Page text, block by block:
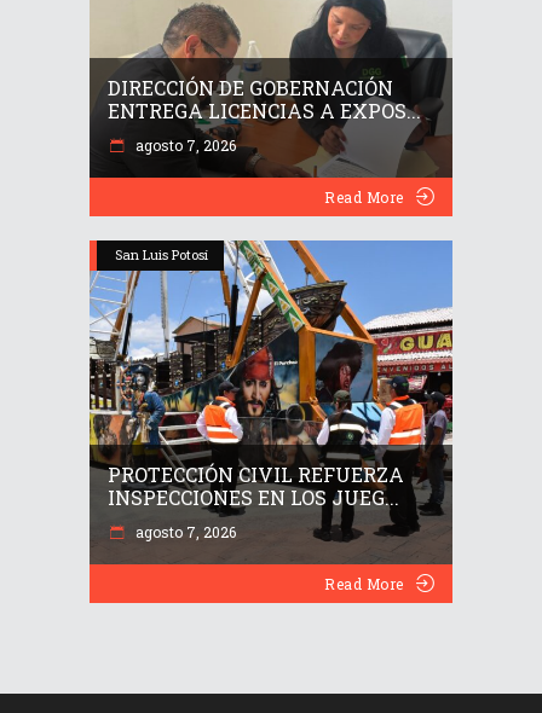
DIRECCIÓN DE GOBERNACIÓN
ENTREGA LICENCIAS A EXPOS...
agosto 7, 2026
Read More
San Luis Potosí
PROTECCIÓN CIVIL REFUERZA
INSPECCIONES EN LOS JUEG...
agosto 7, 2026
Read More